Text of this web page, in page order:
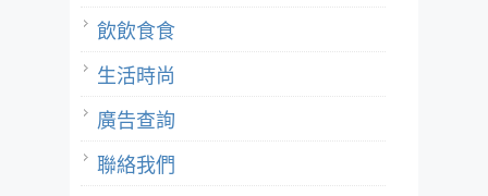
飲飲食食
生活時尚
廣告查詢
聯絡我們